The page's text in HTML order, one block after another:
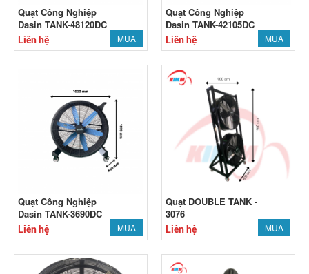
Quạt Công Nghiệp
Dasin TANK-48120DC
Liên hệ MUA
Quạt Công Nghiệp
Dasin TANK-42105DC
Liên hệ MUA
Quạt Công Nghiệp
Dasin TANK-3690DC
Liên hệ MUA
Quạt DOUBLE TANK -
3076
Liên hệ MUA